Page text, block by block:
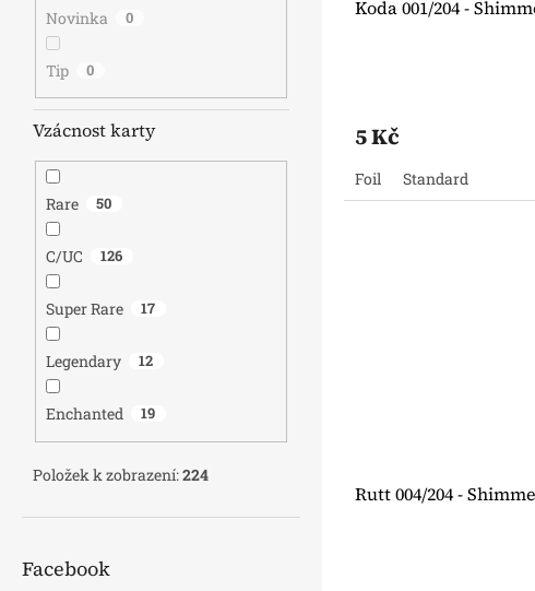
Novinka 0
Tip 0
Vzácnost karty
Rare 50
C/UC 126
Super Rare 17
Legendary 12
Enchanted 19
Položek k zobrazení:224
Facebook
ůKoda 001/204 -
5 Kč
Foil Standard
Rutt 004/204 -